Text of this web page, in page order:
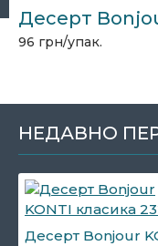
96 грн/упак.
НЕДАВНО